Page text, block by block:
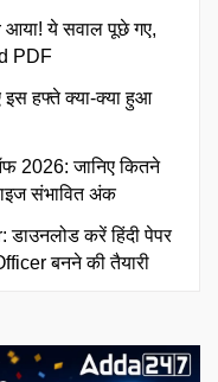
ये सवाल पूछे गए,
PDF
इस हफ्ते क्या-क्या हुआ
2026: जानिए कितने
संभावित अंक
करें हिंदी पेपर
बनने की तैयारी